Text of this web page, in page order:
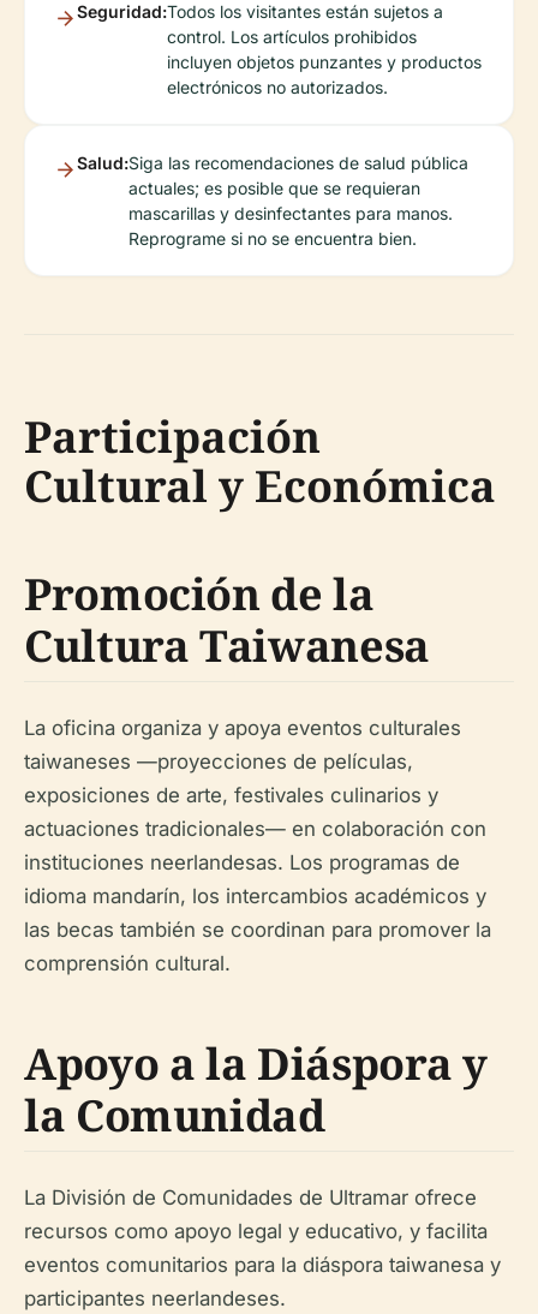
Seguridad:Todos los visitantes están sujetos a
control. Los artículos prohibidos
incluyen objetos punzantes y productos
electrónicos no autorizados.
Salud:Siga las recomendaciones de salud pública
actuales; es posible que se requieran
mascarillas y desinfectantes para manos.
Reprograme si no se encuentra bien.
Participación
Cultural y Económica
Promoción de la
Cultura Taiwanesa
La oficina organiza y apoya eventos culturales
taiwaneses —proyecciones de películas,
exposiciones de arte, festivales culinarios y
actuaciones tradicionales— en colaboración con
instituciones neerlandesas. Los programas de
idioma mandarín, los intercambios académicos y
las becas también se coordinan para promover la
comprensión cultural.
Apoyo a la Diáspora y
la Comunidad
La División de Comunidades de Ultramar ofrece
recursos como apoyo legal y educativo, y facilita
eventos comunitarios para la diáspora taiwanesa y
participantes neerlandeses.